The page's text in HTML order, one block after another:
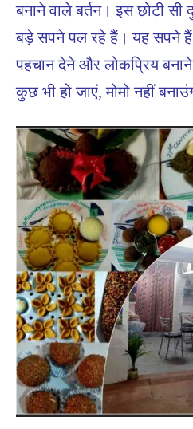
बनाने वाले बर्तन। इस छोटी
बड़े सपने पल रहे हैं। यह सपने हैं
पहचान देने और लोकप्रिय
कुछ भी हो जाएं, मोमो नहीं